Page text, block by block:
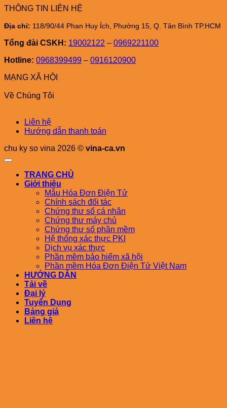
THÔNG TIN LIÊN HỆ
Địa chỉ: 118/90/44 Phan Huy Ích, Phường 15, Q. Tân Bình TP.HCM
Tổng đài CSKH: 19002122 – 0969221100
Hotline: 0968399499 – 0916120900
MẠNG XÃ HỘI
Về Chúng Tôi
Liên hệ
Hướng dẫn thanh toán
chu ky so vina 2026 © vina-ca.vn
TRANG CHỦ
Giới thiệu
Mẫu Hóa Đơn Điện Tử
Chính sách đối tác
Chứng thư số cá nhân
Chứng thư máy chủ
Chứng thư số phần mềm
Hệ thống xác thực PKI
Dịch vụ xác thực
Phần mềm bảo hiểm xã hội
Phần mềm Hóa Đơn Điện Tử Việt Nam
HƯỚNG DẪN
Tải về
Đại lý
Tuyển Dụng
Bảng giá
Liên hệ